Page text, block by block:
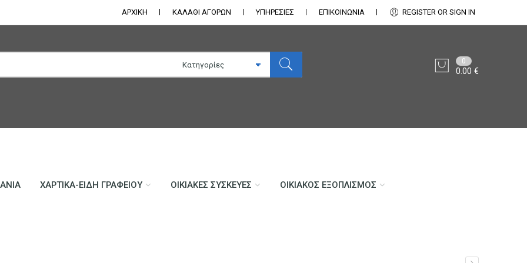
ΑΡΧΙΚΗ ΚΑΛΑΘΙ ΑΓΟΡΩΝ ΥΠΗΡΕΣΙΕΣ ΕΠΙΚΟΙΝΩΝΊΑ REGISTER OR SIGN IN
0
0.00€
ΧΑΡΤΙΚΆ-ΕΊΔΗ ΓΡΑΦΕΊΟΥ ΟΙΚΙΑΚΈΣ ΣΥΣΚΕΥΈΣ ΟΙΚΙΑΚΌΣ ΕΞΟΠΛΙΣΜΌΣ